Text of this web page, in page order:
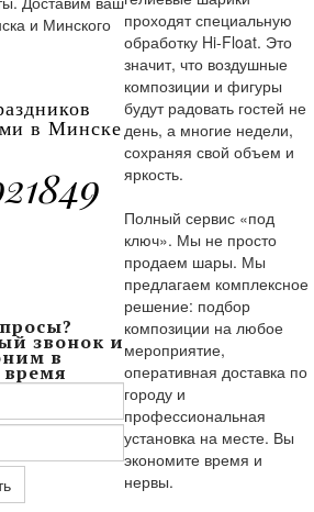
и Минского
в Минске
звонок и
в
проходят специальную
обработку Hi-Float. Это
значит, что воздушные
композиции и фигуры
будут радовать гостей не
день, а многие недели,
сохраняя свой объем и
яркость.
Полный сервис «под
ключ». Мы не просто
продаем шары. Мы
предлагаем комплексное
решение: подбор
композиции на любое
мероприятие,
оперативная доставка по
городу и
профессиональная
установка на месте. Вы
экономите время и
нервы.